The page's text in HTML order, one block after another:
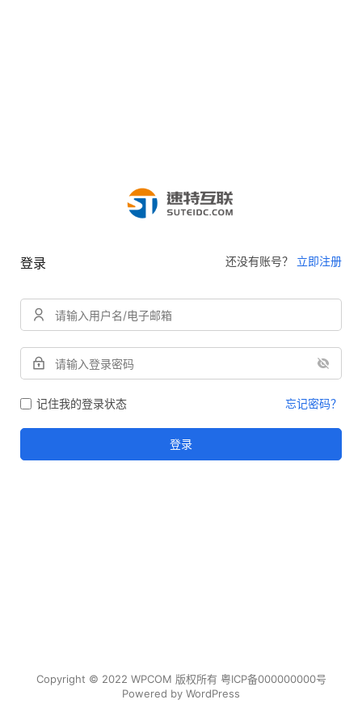
登录 还没有账号？ 立即注册
记住我的登录状态 忘记密码？
登录
Copyright © 2022 WPCOM 版权所有 粤ICP备000000000号
Powered by WordPress